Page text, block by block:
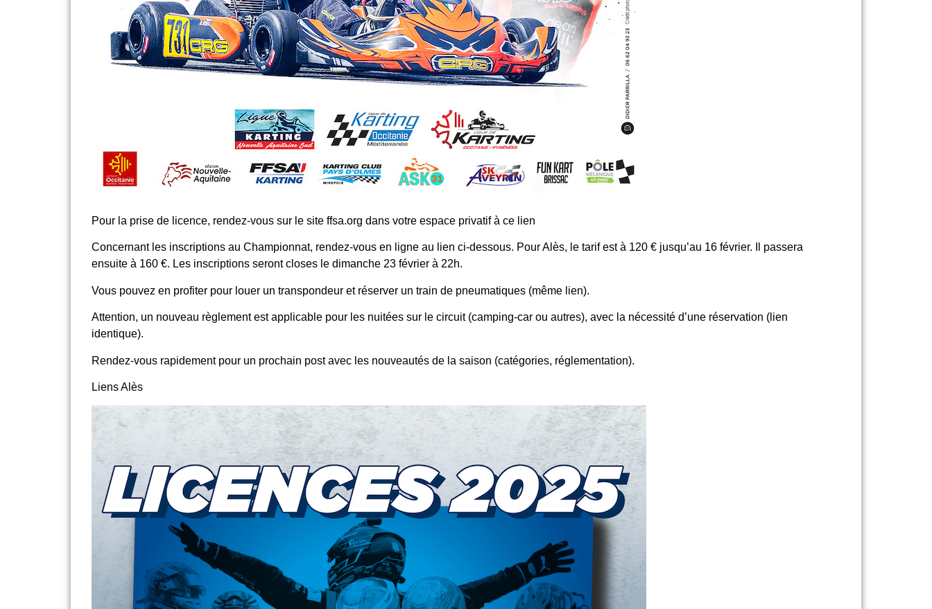
Pour la prise de licence, rendez-vous sur le site ffsa.org dans votre espace privatifà ce lien
Concernant les inscriptions au Championnat, rendez-vous en ligne au lien ci-dessous. Pour Alès, le tarif est à 120 € jusqu’au 16 février. Il passera
ensuite à 160 €. Les inscriptions seront closes le dimanche 23 février à 22h.
Vous pouvez en profiter pour louer un transpondeur et réserver un train de pneumatiques (même lien).
Attention, un nouveau règlement est applicable pour les nuitées sur le circuit (camping-car ou autres), avec la nécessité d’une réservation (lien
identique).
Rendez-vous rapidement pour un prochain post avec les nouveautés de la saison (catégories, réglementation).
Liens Alès